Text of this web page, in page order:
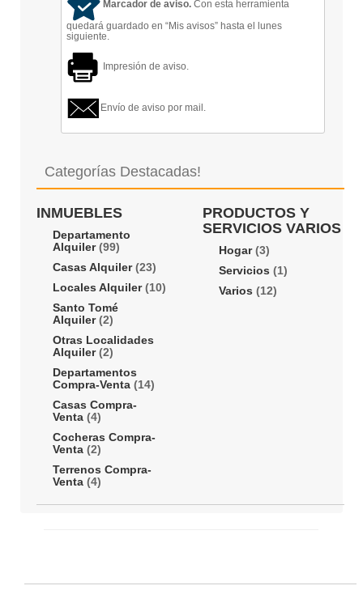
Marcador de aviso. Con esta herramienta
quedará guardado en “Mis avisos” hasta el lunes
siguiente.
Impresión de aviso.
Envío de aviso por mail.
Categorías Destacadas!
INMUEBLES
Departamento
Alquiler(99)
Casas Alquiler(23)
Locales Alquiler(10)
Santo Tomé
Alquiler(2)
Otras Localidades
Alquiler(2)
Departamentos
Compra-Venta (14)
Casas Compra-
Venta (4)
Cocheras Compra-
Venta (2)
Terrenos Compra-
Venta (4)
PRODUCTOS Y
SERVICIOS VARIOS
Hogar(3)
Servicios (1)
Varios (12)